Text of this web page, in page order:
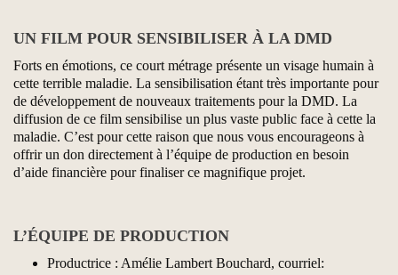
UN FILM POUR SENSIBILISER À LA DMD
Forts en émotions, ce court métrage présente un visage humain à
cette terrible maladie. La sensibilisation étant très importante pour
de développement de nouveaux traitements pour la DMD. La
diffusion de ce film sensibilise un plus vaste public face à cette la
maladie. C’est pour cette raison que nous vous encourageons à
offrir un don directement à l’équipe de production en besoin
d’aide financière pour finaliser ce magnifique projet.
L’ÉQUIPE DE PRODUCTION
Productrice : Amélie Lambert Bouchard, courriel: